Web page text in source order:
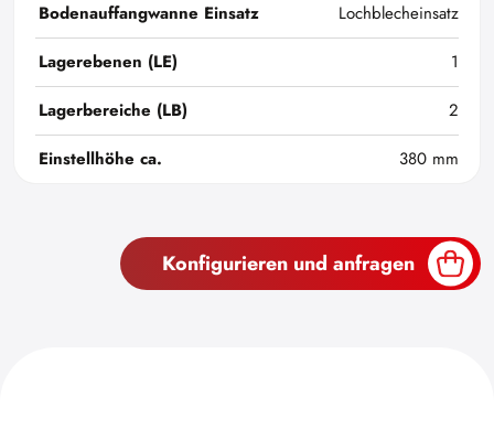
Bodenauffangwanne Einsatz
Lochblecheinsatz
Lagerebenen (LE)
1
Lagerbereiche (LB)
2
Einstellhöhe ca.
380 mm
Konfigurieren und anfragen